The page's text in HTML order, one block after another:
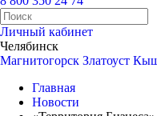
Личный кабинет
Челябинск
Магнитогорск Златоуст
Главная
Новости